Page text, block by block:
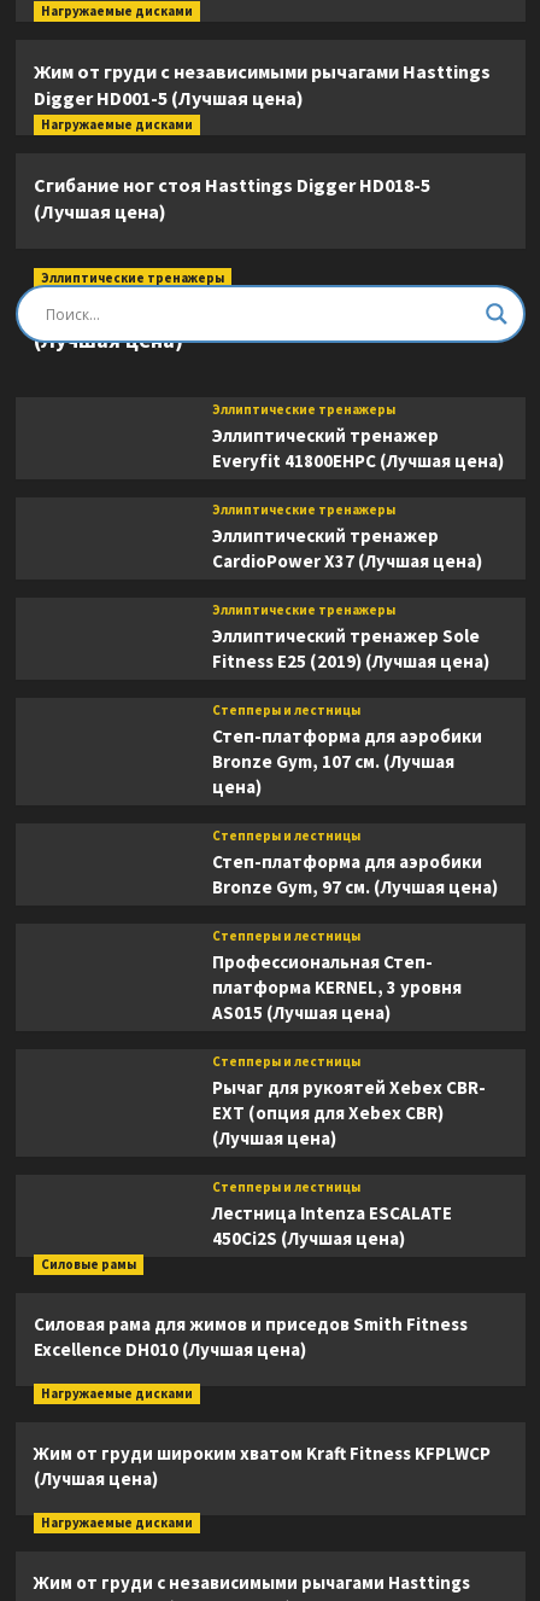
Нагружаемые дисками
Жим от груди с независимыми рычагами Hasttings
Digger HD001-5 (Лучшая цена)
Нагружаемые дисками
Сгибание ног стоя Hasttings Digger HD018-5
(Лучшая цена)
Эллиптические тренажеры
Эллиптический тренажер DFC E8745T
(Лучшая цена)
Эллиптические тренажеры
Эллиптический тренажер
Everyfit 41800EHPC (Лучшая цена)
Эллиптические тренажеры
Эллиптический тренажер
CardioPower X37 (Лучшая цена)
Эллиптические тренажеры
Эллиптический тренажер Sole
Fitness E25 (2019) (Лучшая цена)
Степперы и лестницы
Степ-платформа для аэробики
Bronze Gym, 107 см. (Лучшая
цена)
Степперы и лестницы
Степ-платформа для аэробики
Bronze Gym, 97 см. (Лучшая цена)
Степперы и лестницы
Профессиональная Степ-
платформа KERNEL, 3 уровня
AS015 (Лучшая цена)
Степперы и лестницы
Рычаг для рукоятей Xebex CBR-
EXT (опция для Xebex CBR)
(Лучшая цена)
Степперы и лестницы
Лестница Intenza ESCALATE
450Ci2S (Лучшая цена)
Силовые рамы
Силовая рама для жимов и приседов Smith Fitness
Excellence DH010 (Лучшая цена)
Нагружаемые дисками
Жим от груди широким хватом Kraft Fitness KFPLWCP
(Лучшая цена)
Нагружаемые дисками
Жим от груди с независимыми рычагами Hasttings